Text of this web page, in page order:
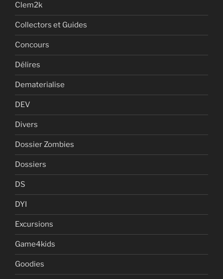
Clem2k
Collectors et Guides
Concours
Délires
Dematerialise
DEV
Divers
Dossier Zombies
Dossiers
DS
DYI
Excursions
Game4kids
Goodies